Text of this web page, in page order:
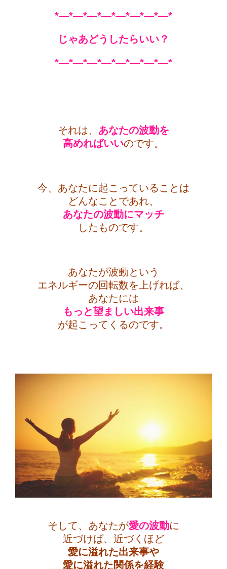
*—*—*—*—*—*—*—*—*
じゃあどうしたらいい？
*—*—*—*—*—*—*—*—*
それは、 あなたの波動を
高めればいいのです。
今、あなたに起こっていることは
どんなことであれ、
あなたの波動にマッチ
したものです。
あなたが波動という
エネルギーの回転数を上げれば、
あなたには
もっと望ましい出来事
が起こってくるのです。
そして、あなたが愛の波動に
近づけば、近づくほど
愛に溢れた出来事や
愛に溢れた関係を経験